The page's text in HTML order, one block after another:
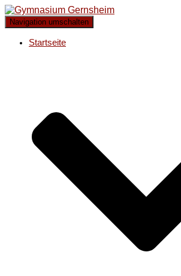
Navigation umschalten
Startseite